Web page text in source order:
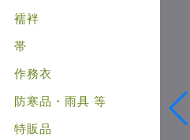
襦袢
帯
作務衣
防寒品・雨具 等
特販品